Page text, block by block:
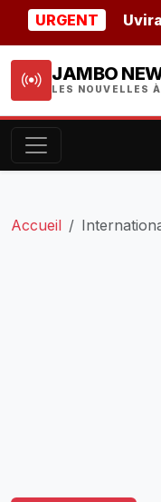
URGENT Uvira :
JAMBO
LES NOUVELLES
Accueil